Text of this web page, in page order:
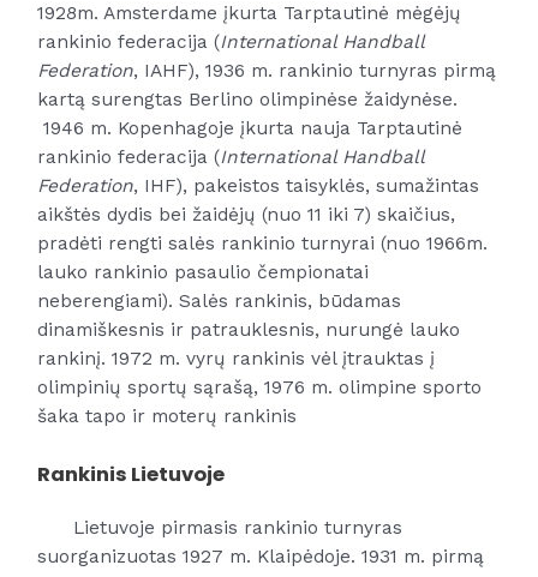
1928m. Amsterdame įkurta Tarptautinė mėgėjų
rankinio federacija (International Handball
Federation, IAHF), 1936 m. rankinio turnyras pirmą
kartą surengtas Berlino olimpinėse žaidynėse.
1946 m. Kopenhagoje įkurta nauja Tarptautinė
rankinio federacija (International Handball
Federation, IHF), pakeistos taisyklės, sumažintas
aikštės dydis bei žaidėjų (nuo 11 iki 7) skaičius,
pradėti rengti salės rankinio turnyrai (nuo 1966m.
lauko rankinio pasaulio čempionatai
neberengiami). Salės rankinis, būdamas
dinamiškesnis ir patrauklesnis, nurungė lauko
rankinį. 1972 m. vyrų rankinis vėl įtrauktas į
olimpinių sportų sąrašą, 1976 m. olimpine sporto
šaka tapo ir moterų rankinis
Rankinis Lietuvoje
Lietuvoje pirmasis rankinio turnyras
suorganizuotas 1927 m. Klaipėdoje. 1931 m. pirmą